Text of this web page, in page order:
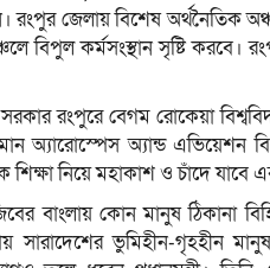
রংপুর জেলায় বিশেষ অর্থনৈতিক
বিপুল কর্মসংস্থান সৃষ্টি করবে।
রংপুরে বেগম রোকেয়া
অ্যারোস্পেস অ্যান্ড এভিয়েশন
শিক্ষা নিয়ে মহাকাশ ও চাঁদে যাবে
বাংলায় কোন মানুষ ঠিকানা
সারাদেশের ভুমিহীন-গৃহহীন